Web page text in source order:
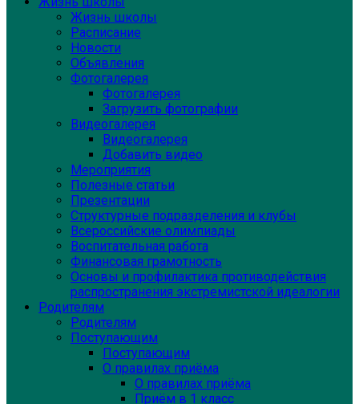
Жизнь школы
Расписание
Новости
Объявления
Фотогалерея
Фотогалерея
Загрузить фотографии
Видеогалерея
Видеогалерея
Добавить видео
Мероприятия
Полезные статьи
Презентации
Структурные подразделения и клубы
Всероссийские олимпиады
Воспитательная работа
Финансовая грамотность
Основы и профилактика противодействия
распространения экстремистской идеалогии
Родителям
Родителям
Поступающим
Поступающим
О правилах приёма
О правилах приёма
Приём в 1 класс